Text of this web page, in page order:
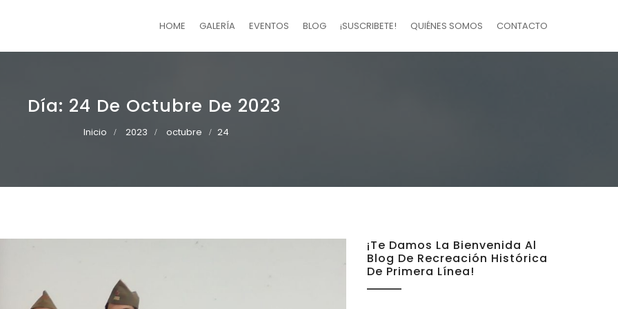
HOME GALERÍA EVENTOS BLOG ¡SUSCRIBETE! QUIÉNES SOMOS CONTACTO
Día: 24 De Octubre De 2023
Inicio 2023 octubre 24
¡Te Damos La Bienvenida Al
Blog De Recreación Histórica
De Primera Línea!